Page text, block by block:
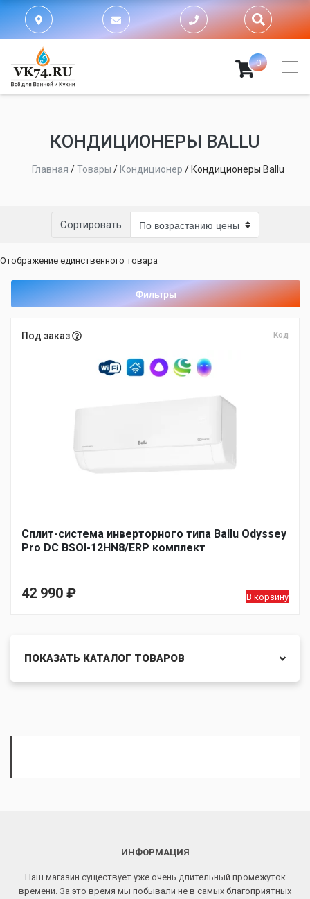
0
КОНДИЦИОНЕРЫ BALLU
Главная /Товары / Кондиционер / Кондиционеры Ballu
Сортировать
Отображение единственного товара
Фильтры
Под заказ Код
Сплит-система инверторного типа Ballu Odyssey
Pro DC BSOI-12HN8/ERP комплект
42 990 ₽ В корзину
ПОКАЗАТЬ КАТАЛОГ ТОВАРОВ
ИНФОРМАЦИЯ
Наш магазин существует уже очень длительный промежуток
времени. За это время мы побывали не в самых благоприятных